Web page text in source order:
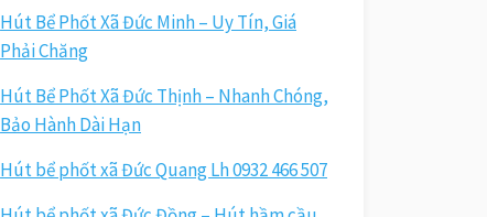
Hút Bể Phốt Xã Đức Minh – Uy Tín, Giá
Phải Chăng
Hút Bể Phốt Xã Đức Thịnh – Nhanh Chóng,
Bảo Hành Dài Hạn
Hút bể phốt xã Đức Quang Lh 0932 466 507